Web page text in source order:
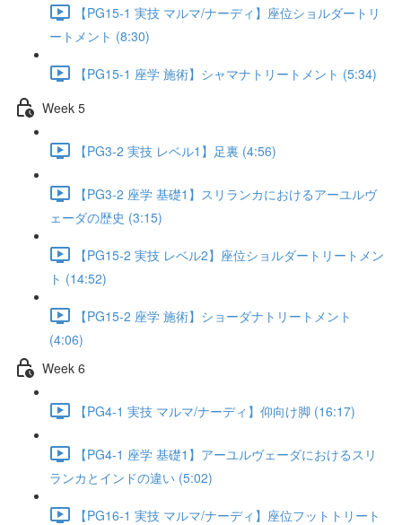
【PG15-1 実技 マルマ/ナーディ】座位ショルダートリ
ートメント (8:30)
【PG15-1 座学 施術】シャマナトリートメント (5:34)
Week 5
【PG3-2 実技 レベル1】足裏 (4:56)
【PG3-2 座学 基礎1】スリランカにおけるアーユルヴ
ェーダの歴史 (3:15)
【PG15-2 実技 レベル2】座位ショルダートリートメン
ト (14:52)
【PG15-2 座学 施術】ショーダナトリートメント
(4:06)
Week 6
【PG4-1 実技 マルマ/ナーディ】仰向け脚 (16:17)
【PG4-1 座学 基礎1】アーユルヴェーダにおけるスリ
ランカとインドの違い (5:02)
【PG16-1 実技 マルマ/ナーディ】座位フットトリート